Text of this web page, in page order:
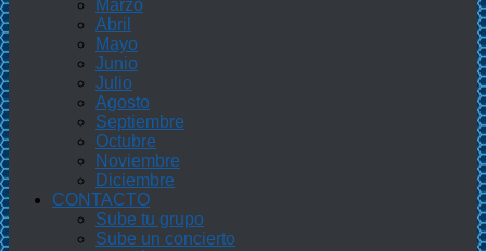
Marzo
Abril
Mayo
Junio
Julio
Agosto
Septiembre
Octubre
Noviembre
Diciembre
CONTACTO
Sube tu grupo
Sube un concierto